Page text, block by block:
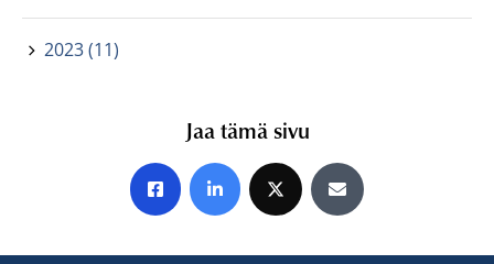
2023 (11)
Jaa tämä sivu
Jaa Facebookissa
Jaa LinkedInissä
Jaa X:ssäJaa sähköpostitse